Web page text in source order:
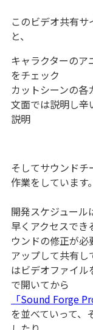
このビデオ共有
と、
キャラクターの
をチェック
カットシーンの各
文面では説明し辛
説明
そしてサウンド
作業をしています。
開発スケジュール
早くアクセスでき
ウンドの修正が必
アップして共有
はビデオファイル
で開いてから
「Sound Forge
を並べていって、